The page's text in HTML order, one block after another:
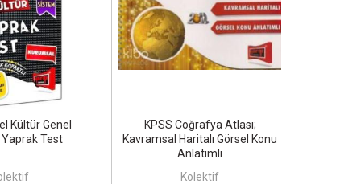
Kültür Genel
Test
KPSS Coğrafya Atlası;
Kavramsal Haritalı Görsel Konu
Anlatımlı
Kolektif